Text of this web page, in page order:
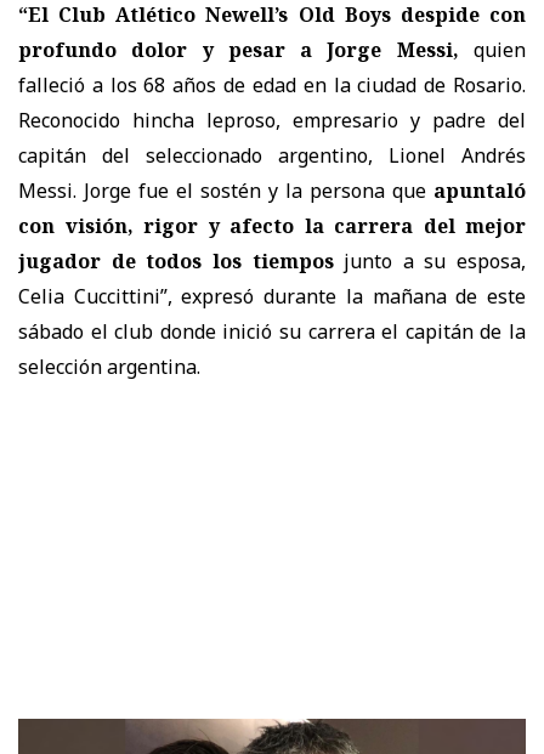
“El Club Atlético Newell’s Old Boys despide con
profundo dolor y pesar a Jorge Messi, quien
falleció a los 68 años de edad en la ciudad de Rosario.
Reconocido hincha leproso, empresario y padre del
capitán del seleccionado argentino, Lionel Andrés
Messi. Jorge fue el sostén y la persona que apuntaló
con visión, rigor y afecto la carrera del mejor
jugador de todos los tiemposjunto a su esposa,
Celia Cuccittini”, expresó durante la mañana de este
sábado el club donde inició su carrera el capitán de la
selección argentina.